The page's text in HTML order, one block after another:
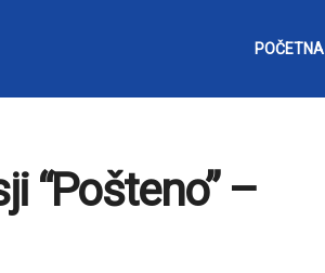
POČETNA
“Pošteno” –